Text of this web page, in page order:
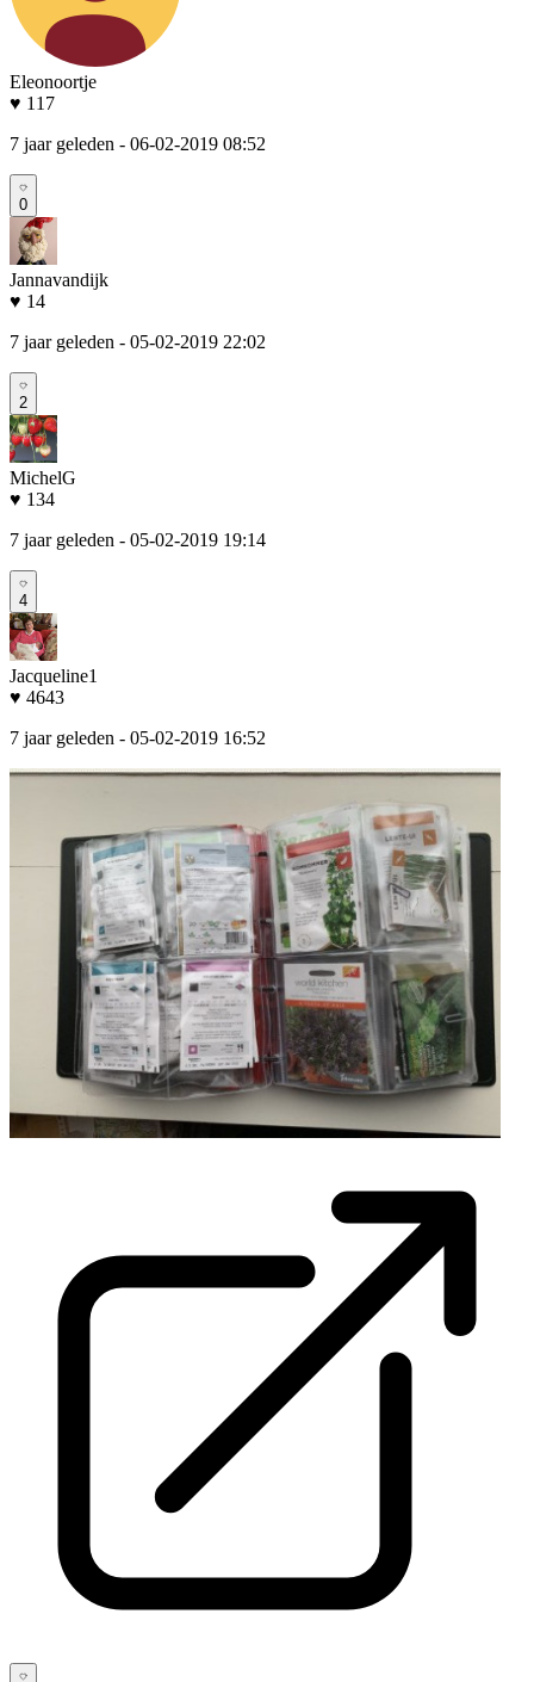
Eleonoortje
♥ 117
7 jaar geleden - 06-02-2019 08:52
0
Jannavandijk
♥ 14
7 jaar geleden - 05-02-2019 22:02
2
MichelG
♥ 134
7 jaar geleden - 05-02-2019 19:14
4
Jacqueline1
♥ 4643
7 jaar geleden - 05-02-2019 16:52